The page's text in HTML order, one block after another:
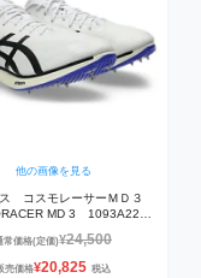
他の画像を見る
ス コスモレーサーＭＤ３
MD 3 1093A221-
BURST 【800m～
1500m】
常価格(定価)¥24,500
売価格¥20,825 税込